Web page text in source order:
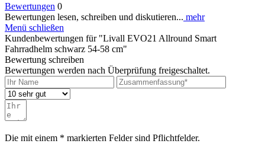
Bewertungen 0
Bewertungen lesen, schreiben und diskutieren... mehr
Menü schließen
Kundenbewertungen für "Livall EVO21 Allround Smart
Fahrradhelm schwarz 54-58 cm"
Bewertung schreiben
Bewertungen werden nach Überprüfung freigeschaltet.
Die mit einem * markierten Felder sind Pflichtfelder.